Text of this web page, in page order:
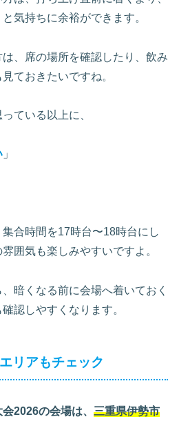
気持ちに余裕ができます。
、席の場所を確認したり、飲み
ておきたいですね。
ている以上に、
」
合時間を17時台〜18時台にし
囲気も楽しみやすいですよ。
暗くなる前に会場へ着いておく
認しやすくなります。
リアもチェック
2026の会場は、 三重県伊勢市